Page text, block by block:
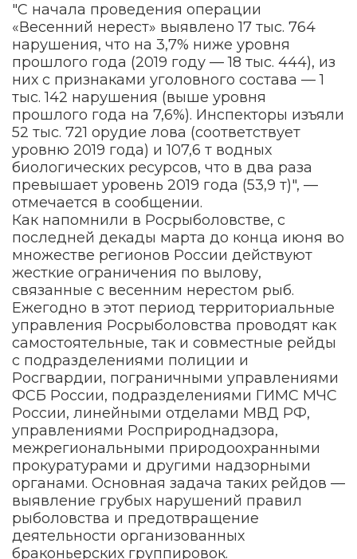
"С начала проведения операции
«Весенний нерест» выявлено 17 тыс. 764
нарушения, что на 3,7% ниже уровня
прошлого года (2019 году — 18 тыс. 444), из
них с признаками уголовного состава — 1
тыс. 142 нарушения (выше уровня
прошлого года на 7,6%). Инспекторы изъяли
52 тыс. 721 орудие лова (соответствует
уровню 2019 года) и 107,6 т водных
биологических ресурсов, что в два раза
превышает уровень 2019 года (53,9 т)", —
отмечается в сообщении.
Как напомнили в Росрыболовстве, с
последней декады марта до конца июня во
множестве регионов России действуют
жесткие ограничения по вылову,
связанные с весенним нерестом рыб.
Ежегодно в этот период территориальные
управления Росрыболовства проводят как
самостоятельные, так и совместные рейды
с подразделениями полиции и
Росгвардии, пограничными управлениями
ФСБ России, подразделениями ГИМС МЧС
России, линейными отделами МВД РФ,
управлениями Росприроднадзора,
межрегиональными природоохранными
прокуратурами и другими надзорными
органами. Основная задача таких рейдов —
выявление грубых нарушений правил
рыболовства и предотвращение
деятельности организованных
браконьерских группировок.